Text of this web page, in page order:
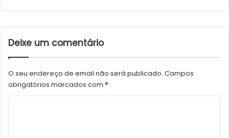
Deixe um comentário
O seu endereço de email não será publicado. Campos
obrigatórios marcados com *